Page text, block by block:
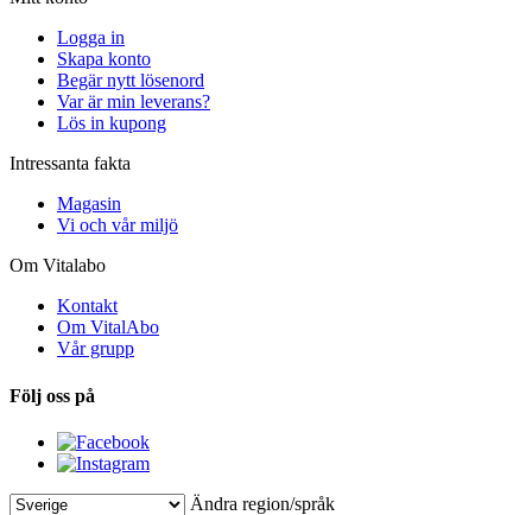
Logga in
Skapa konto
Begär nytt lösenord
Var är min leverans?
Lös in kupong
Intressanta fakta
Magasin
Vi och vår miljö
Om Vitalabo
Kontakt
Om VitalAbo
Vår grupp
Följ oss på
Ändra region/språk